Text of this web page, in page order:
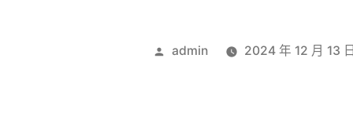
作
admin 2024 年 12 月 13 日